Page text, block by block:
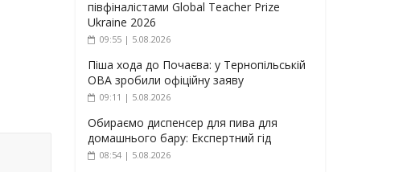
півфіналістами Global Teacher Prize
Ukraine 2026
09:55 | 5.08.2026
Піша хода до Почаєва: у Тернопільській
ОВА зробили офіційну заяву
09:11 | 5.08.2026
Обираємо диспенсер для пива для
домашнього бару: Експертний гід
08:54 | 5.08.2026